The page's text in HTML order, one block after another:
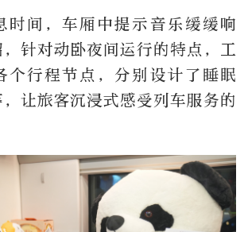
时间，车厢中提示音乐缓缓响
针对动卧夜间运行的特点，工
个行程节点，分别设计了睡眠
让旅客沉浸式感受列车服务的